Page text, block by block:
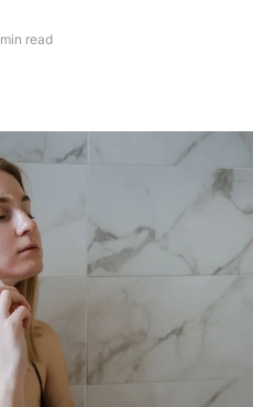
min read